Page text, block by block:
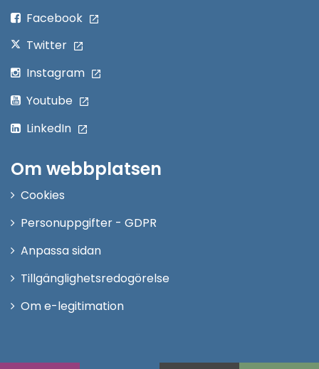
Facebook
Twitter
Instagram
Youtube
LinkedIn
Om webbplatsen
Cookies
Personuppgifter - GDPR
Anpassa sidan
Tillgänglighetsredogörelse
Om e-legitimation